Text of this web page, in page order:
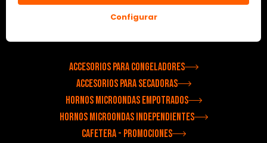
Ir a e-shop
Accesorios para congeladores
Accesorios para secadoras
Hornos microondas empotrados
Hornos microondas independientes
Cafetera - Promociones
Configurar